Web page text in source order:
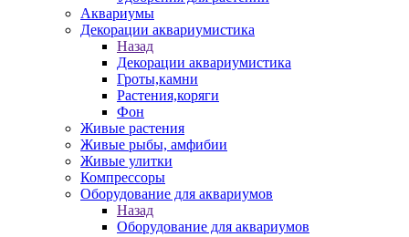
Аквариумы
Декорации аквариумистика
Назад
Декорации аквариумистика
Гроты,камни
Растения,коряги
Фон
Живые растения
Живые рыбы, амфибии
Живые улитки
Компрессоры
Оборудование для аквариумов
Назад
Оборудование для аквариумов